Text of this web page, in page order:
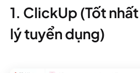
1. ClickUp (Tốt
lý tuyển dụng)